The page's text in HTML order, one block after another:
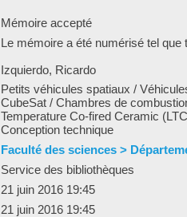
Mémoire accepté
Le mémoire a été numérisé tel que
Izquierdo, Ricardo
Petits véhicules spatiaux /
CubeSat / Chambres de
Temperature Co-fired Ceramic
Conception technique
Faculté des sciences >
Service des bibliothèques
21 juin 2016 19:45
21 juin 2016 19:45